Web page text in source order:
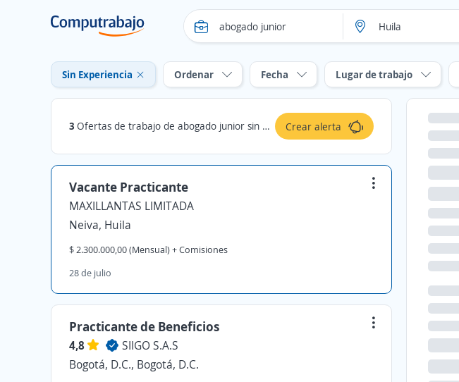
Sin Experiencia Ordenar Fecha Lugar de trabajo
3 Ofertas de trabajo de abogado junior sin experiencia en Huila Crear alerta
Vacante Practicante
MAXILLANTAS LIMITADA
Neiva, Huila
$ 2.300.000,00 (Mensual) + Comisiones
28 de julio
Practicante de Beneficios
4,8
SIIGO S.A.S
Bogotá, D.C., Bogotá, D.C.